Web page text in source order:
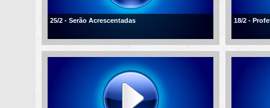
25/2 - Serão Acrescentadas 18/2 -